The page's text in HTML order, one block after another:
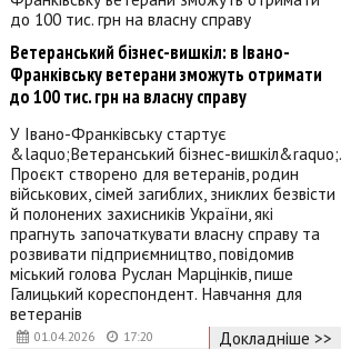
01.04.2026 17:20
Ветеранський бізнес-вишкіл: в Івано-
Франківську ветерани зможуть отримати
до 100 тис. грн на власну справу
У Івано-Франківську стартує
&laquo;Ветеранський бізнес-вишкіл&raquo;.
Проєкт створено для ветеранів, родин
військових, сімей загиблих, зниклих безвісти
й полонених захисників України, які
прагнуть започаткувати власну справу та
розвивати підприємництво, повідомив
міський голова Руслан Марцінків, пише
Галицький кореспондент. Навчання для
ветеранів
Докладніше >>